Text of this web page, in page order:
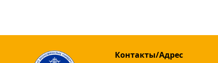
Контакты/Адрес